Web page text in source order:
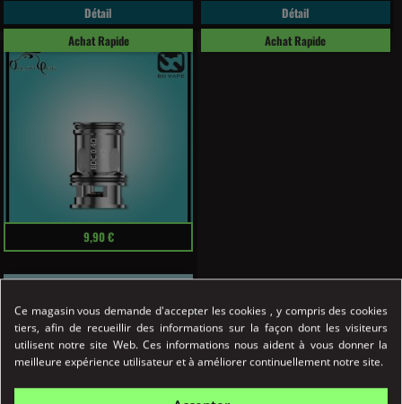
Détail
Achat Rapide
Détail
Achat Rapide
9,90 €
Résistance BDC V2 0.4*4 BD...
Résistances BDC 0.4 ohm BD Vape
pour le kit Blaster et...
Ce magasin vous demande d'accepter les cookies , y compris des cookies
tiers, afin de recueillir des informations sur la façon dont les visiteurs
utilisent notre site Web. Ces informations nous aident à vous donner la
meilleure expérience utilisateur et à améliorer continuellement notre site.